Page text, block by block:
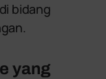
bidang
yang